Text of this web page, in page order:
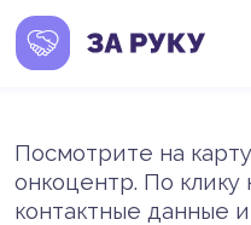
Посмотрите на
онкоцентр. По клику
контактные данные